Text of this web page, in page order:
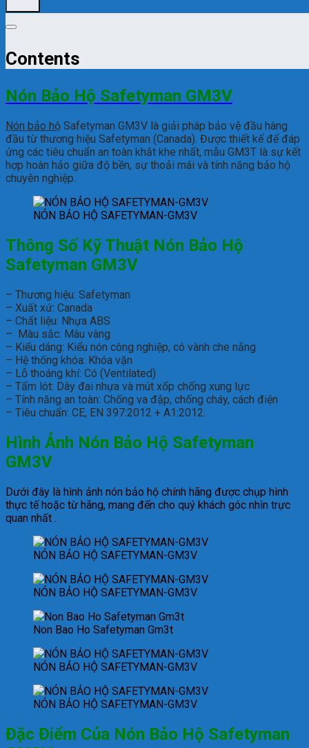
Contents
Nón Bảo Hộ Safetyman GM3V
Nón bảo hộ Safetyman GM3V là giải pháp bảo vệ đầu hàng
đầu từ thương hiệu Safetyman (Canada). Được thiết kế để đáp
ứng các tiêu chuẩn an toàn khắt khe nhất, mẫu GM3T là sự kết
hợp hoàn hảo giữa độ bền, sự thoải mái và tính năng bảo hộ
chuyên nghiệp.
NÓN BẢO HỘ SAFETYMAN-GM3V
Thông Số Kỹ Thuật Nón Bảo Hộ
Safetyman GM3V
– Thương hiệu: Safetyman
– Xuất xứ: Canada
– Chất liệu: Nhựa ABS
– Màu sắc: Màu vàng
– Kiểu dáng: Kiểu nón công nghiệp, có vành che nắng
– Hệ thống khóa: Khóa vặn
– Lỗ thoáng khí: Có (Ventilated)
– Tấm lót: Dây đai nhựa và mút xốp chống xung lực
– Tính năng an toàn: Chống va đập, chống cháy, cách điện
– Tiêu chuẩn: CE, EN 397:2012 + A1:2012.
Hình Ảnh Nón Bảo Hộ Safetyman
GM3V
Dưới đây là hình ảnh nón bảo hộ chính hãng được chụp hình
thực tế hoặc từ hãng, mang đến cho quý khách góc nhìn trực
quan nhất .
NÓN BẢO HỘ SAFETYMAN-GM3V
NÓN BẢO HỘ SAFETYMAN-GM3V
Non Bao Ho Safetyman Gm3t
NÓN BẢO HỘ SAFETYMAN-GM3V
NÓN BẢO HỘ SAFETYMAN-GM3V
Đặc Điểm Của Nón Bảo Hộ Safetyman